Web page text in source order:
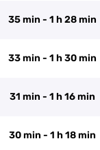
35 min - 1 h 28 min
33 min - 1 h 30 min
31 min - 1 h 16 min
30 min - 1 h 18 min